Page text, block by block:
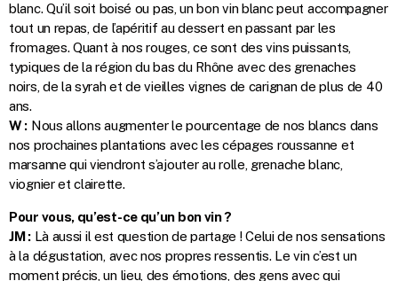
blanc. Qu’il soit boisé ou pas, un bon vin blanc peut accompagner
tout un repas, de l’apéritif au dessert en passant par les
fromages. Quant à nos rouges, ce sont des vins puissants,
typiques de la région du bas du Rhône avec des grenaches
noirs, de la syrah et de vieilles vignes de carignan de plus de 40
ans.
W : Nous allons augmenter le pourcentage de nos blancs dans
nos prochaines plantations avec les cépages roussanne et
marsanne qui viendront s’ajouter au rolle, grenache blanc,
viognier et clairette.
Pour vous, qu’est-ce qu’un bon vin ?
JM :Là aussi il est question de partage ! Celui de nos sensations
à la dégustation, avec nos propres ressentis. Le vin c’est un
moment précis, un lieu, des émotions, des gens avec qui